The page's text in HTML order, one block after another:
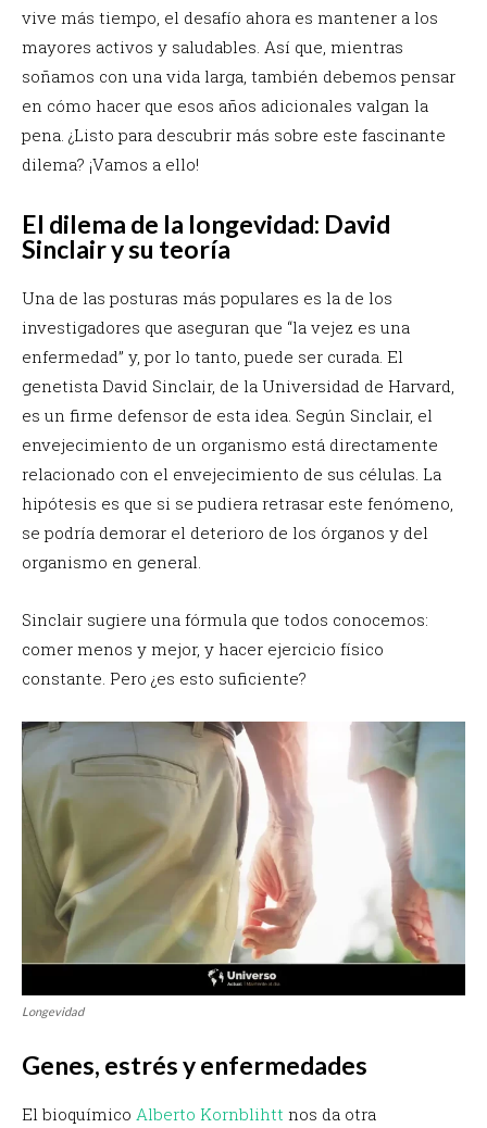
vive más tiempo, el desafío ahora es mantener a los
mayores activos y saludables. Así que, mientras
soñamos con una vida larga, también debemos pensar
en cómo hacer que esos años adicionales valgan la
pena. ¿Listo para descubrir más sobre este fascinante
dilema? ¡Vamos a ello!
El dilema de la longevidad: David
Sinclair y su teoría
Una de las posturas más populares es la de los
investigadores que aseguran que “la vejez es una
enfermedad” y, por lo tanto, puede ser curada. El
genetista David Sinclair, de la Universidad de Harvard,
es un firme defensor de esta idea. Según Sinclair, el
envejecimiento de un organismo está directamente
relacionado con el envejecimiento de sus células. La
hipótesis es que si se pudiera retrasar este fenómeno,
se podría demorar el deterioro de los órganos y del
organismo en general.
Sinclair sugiere una fórmula que todos conocemos:
comer menos y mejor, y hacer ejercicio físico
constante. Pero ¿es esto suficiente?
Longevidad
Genes, estrés y enfermedades
El bioquímico Alberto Kornblihtt nos da otra